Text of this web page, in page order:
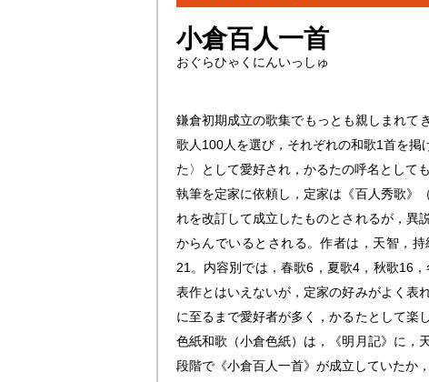
小倉百人一首
おぐらひゃくにんいっしゅ
鎌倉初期成立の歌集でもっとも親しまれて
歌人100人を選び，それぞれの和歌1首を
た〉として愛好され，かるたの呼名として
執筆を定家に依頼し，定家は《百人秀歌》
れを改訂して成立したものとされるが，異
からんでいるとされる。作者は，天智，
21。内容別では，春歌6，夏歌4，秋歌16
表作とはいえないが，定家の好みがよく表
に至るまで愛好者が多く，かるたとして楽
色紙和歌（小倉色紙）は，《明月記》に，
段階で《小倉百人一首》が成立していたか